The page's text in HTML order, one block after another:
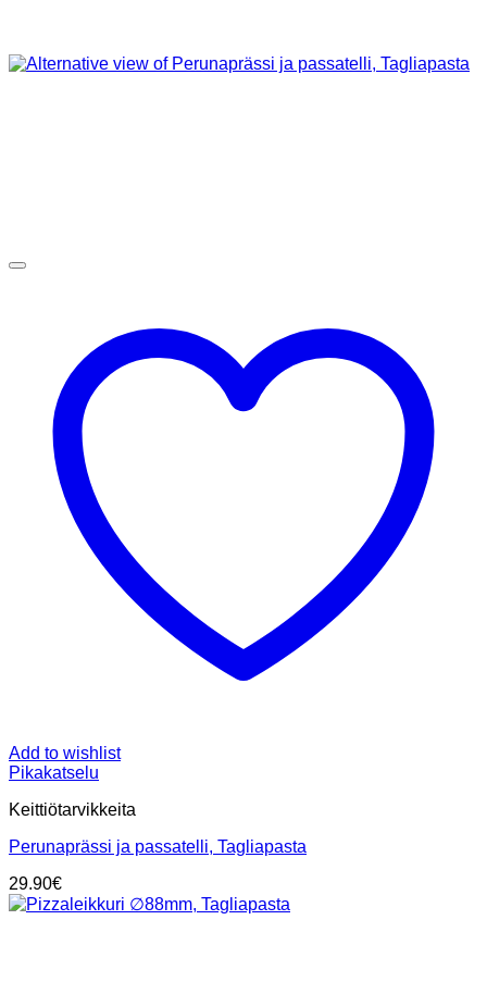
Add to wishlist
Pikakatselu
Keittiötarvikkeita
Perunaprässi ja passatelli, Tagliapasta
29.90€